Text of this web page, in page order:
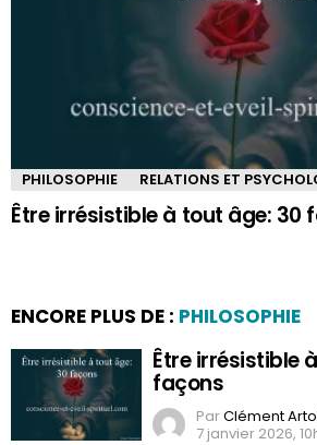
PHILOSOPHIE RELATIONS ET
Être irrésistible à tout âge: 30
ENCORE PLUS DE : PHILOSOPHIE
Être irrésistible
façons
ParClément
7 janvier 2026,